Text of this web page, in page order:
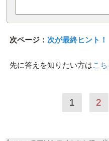
次ページ： 次が最終ヒント
先に答えを知りたい方はこち
1 2